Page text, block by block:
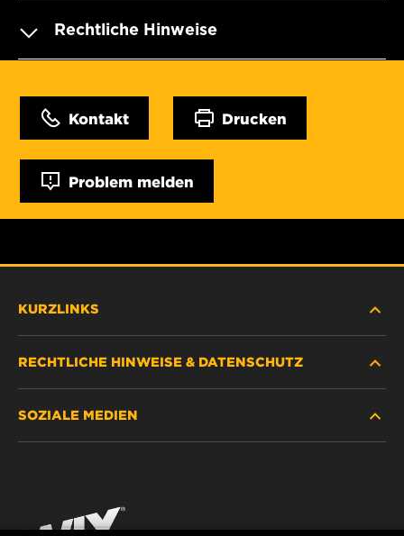
Rechtliche Hinweise
Kontakt Drucken
Problem melden
KURZLINKS
HÄNDLERSUCHE
KONTAKT
RECHTLICHE HINWEISE & DATENSCHUTZ
IMPRESSUM
SOZIALE MEDIEN